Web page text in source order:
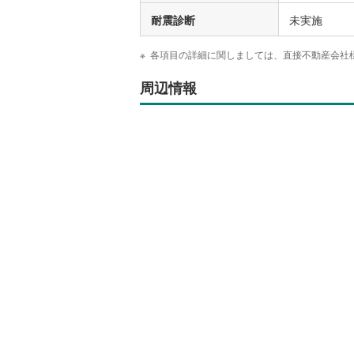
耐震診断 未実施
各項目の詳細に関しましては、直接不動産会社
周辺情報